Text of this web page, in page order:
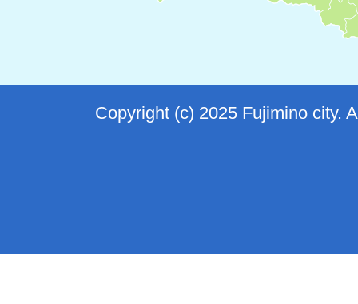
Copyright (c) 2025 Fujimino city.